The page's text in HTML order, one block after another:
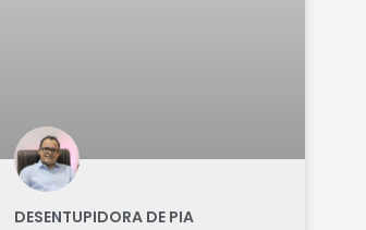
DESENTUPIDORA DE PIA